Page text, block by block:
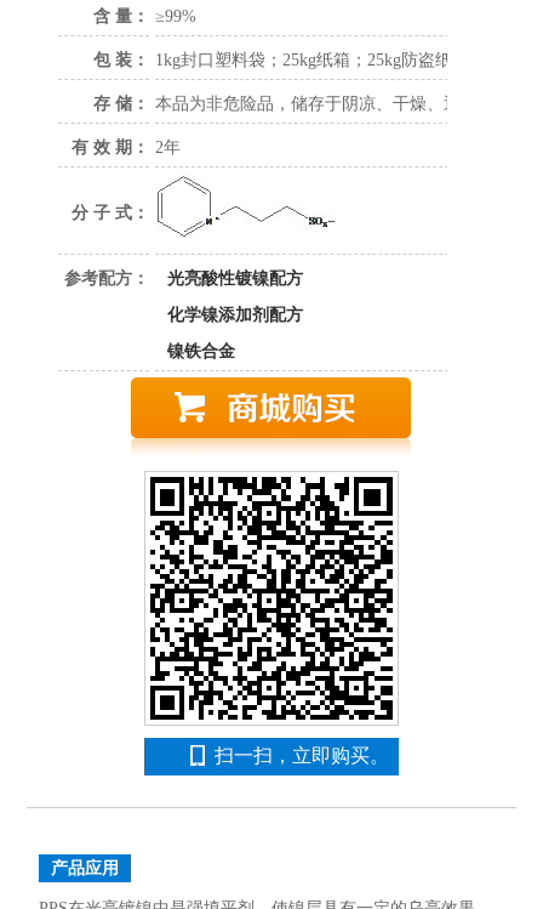
含 量： ≥99%
包 装： 1kg封口塑料袋；25kg纸箱；25kg防盗纸板桶。
存 储： 本品为非危险品，储存于阴凉、干燥、通风的区域
有 效 期： 2年
分 子 式：
参考配方：
光亮酸性镀镍配方
化学镍添加剂配方
镍铁合金
扫一扫，立即购买。
产品应用